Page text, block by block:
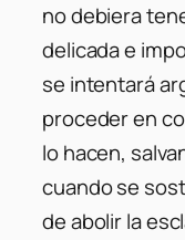
no debiera
delicada e
se intentará
proceder en
lo hacen,
cuando se
de abolir la